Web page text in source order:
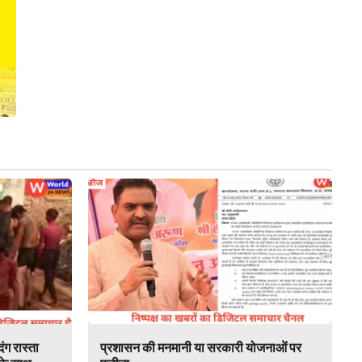
रास्ता
प्रशासन की मनमानी या सरकारी योजनाओं पर